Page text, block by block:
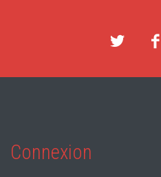
Connexion